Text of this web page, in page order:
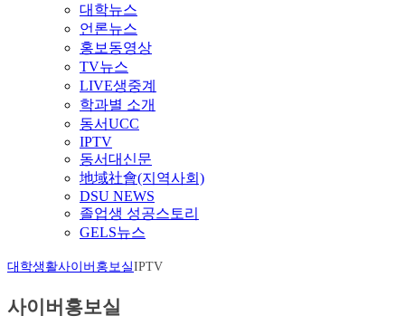
대학뉴스
언론뉴스
홍보동영상
TV뉴스
LIVE생중계
학과별 소개
동서UCC
IPTV
동서대신문
地域社會(지역사회)
DSU NEWS
졸업생 성공스토리
GELS뉴스
대학생활사이버홍보실IPTV
사이버홍보실